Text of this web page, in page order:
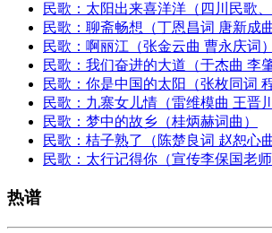
民歌：太阳出来喜洋洋（四川民歌、
民歌：聊斋畅想（丁恩昌词 唐新成曲
民歌：啊丽江（张金云曲 曹永庆词）
民歌：我们奋进的大道（于杰曲 李
民歌：你是中国的太阳（张枚同词
民歌：九寨女儿情（雷维模曲 王晋川
民歌：梦中的故乡（桂炳赫词曲）
民歌：桔子熟了（陈楚良词 赵恕心曲
民歌：太行记得你（宣传李保国老师
热谱